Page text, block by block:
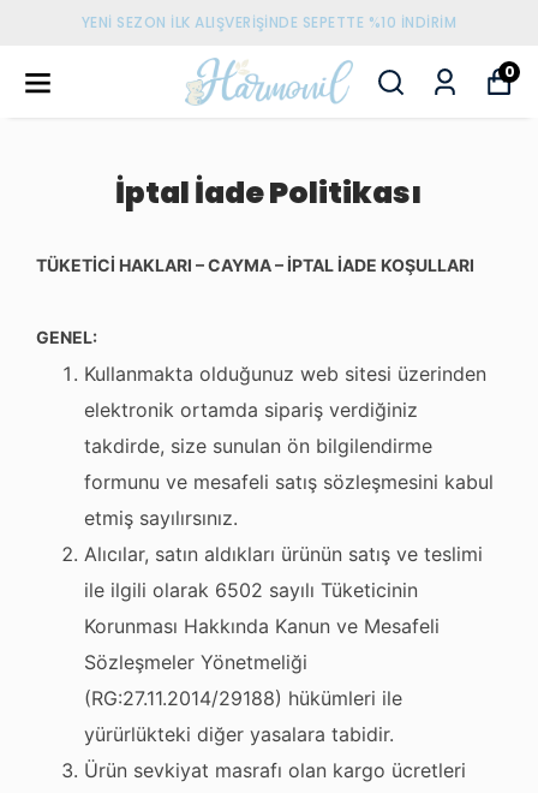
YENI SEZON İLK ALIŞVERIŞINDE SEPETTE %10 İNDIRIM
0
İptal İade Politikası
TÜKETİCİ HAKLARI – CAYMA – İPTAL İADE KOŞULLARI
GENEL:
Kullanmakta olduğunuz web sitesi üzerinden
elektronik ortamda sipariş verdiğiniz
takdirde, size sunulan ön bilgilendirme
formunu ve mesafeli satış sözleşmesini kabul
etmiş sayılırsınız.
Alıcılar, satın aldıkları ürünün satış ve teslimi
ile ilgili olarak 6502 sayılı Tüketicinin
Korunması Hakkında Kanun ve Mesafeli
Sözleşmeler Yönetmeliği
(RG:27.11.2014/29188) hükümleri ile
yürürlükteki diğer yasalara tabidir.
Ürün sevkiyat masrafı olan kargo ücretleri